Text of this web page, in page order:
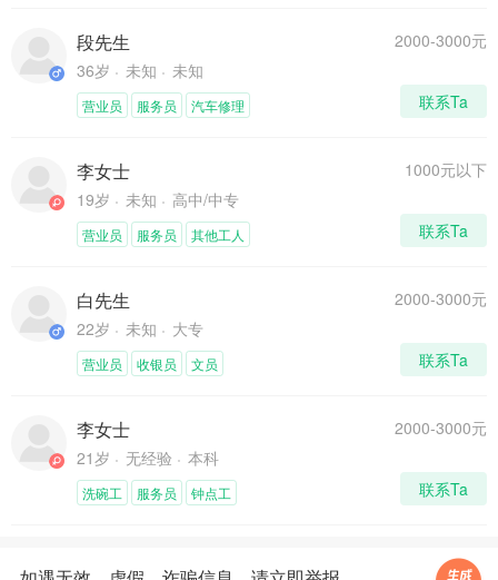
2000-3000元
段先生
36岁 未知
未知
联系Ta
营业员 服务员 汽车修理
1000元以下
李女士
19岁 未知
高中/中专
联系Ta
营业员 服务员 其他工人
2000-3000元
白先生
22岁 未知
大专
联系Ta
营业员 收银员 文员
2000-3000元
李女士
21岁 无经验
本科
联系Ta
洗碗工 服务员 钟点工